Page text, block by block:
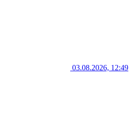
03.08.2026, 12:49